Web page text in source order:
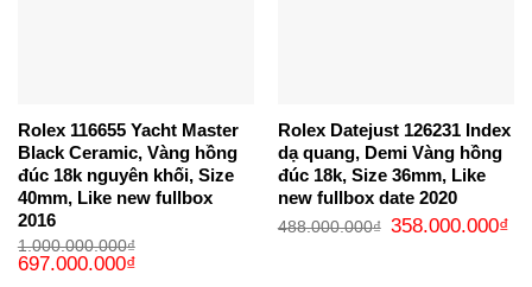
Rolex 116655 Yacht Master
Black Ceramic, Vàng hồng
đúc 18k nguyên khối, Size
40mm, Like new fullbox
2016
1.000.000.000₫
Giá
gốc
697.000.000₫Giá
Rolex Datejust 126231 Index
dạ quang, Demi Vàng hồng
đúc 18k, Size 36mm, Like
new fullbox date 2020
488.000.000₫
Giá
gốc
358.000.000₫